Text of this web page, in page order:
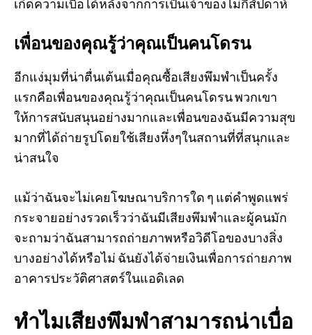
เกิดความเบื่อได้หลังจากการเป็นเจ้าของไม่กี่สัปดาห์
เพื่อนของคุณรู้ว่าคุณเป็นคนโดรน
อีกแง่มุมที่น่าตื่นเต้นเมื่อคุณซื้อเสียงพึมพำเป็นครั้ง
แรกคือเพื่อนของคุณรู้ว่าคุณเป็นคนโดรน พวกเขา
ให้การสนับสนุนอย่างมากและเพื่อนของฉันมีความสุข
มากที่ได้ถ่ายรูปโดยใช้เสียงหึ่งๆในสถานที่ที่สนุกและ
น่าสนใจ
แม้ว่าฉันจะไม่เคยโฆษณาบริการใด ๆ แต่คำพูดแพร่
กระจายอย่างรวดเร็วว่าฉันมีเสียงพึมพำและผู้คนมัก
จะถามว่าฉันสามารถถ่ายภาพหรือวิดีโอของบางสิ่ง
บางอย่างได้หรือไม่ ฉันยังได้จ่ายเงินเพื่อการถ่ายภาพ
อาคารประวัติศาสตร์ในแอดิเลด
ทำไมเสียงพึมพำสามารถน่าเบื่อ